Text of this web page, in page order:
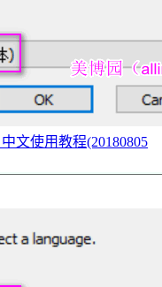
文使用教程(20180805